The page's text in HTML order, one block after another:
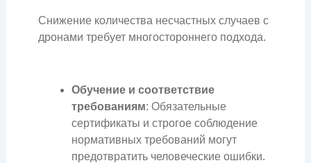
Снижение количества несчастных случаев с
дронами требует многостороннего подхода.
Обучение и соответствие
требованиям: Обязательные
сертификаты и строгое соблюдение
нормативных требований могут
предотвратить человеческие ошибки.